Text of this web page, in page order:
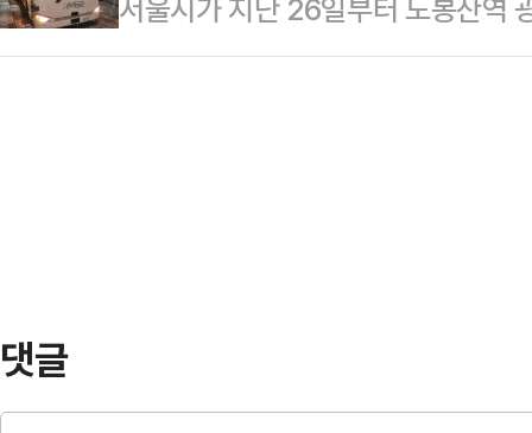
처방해 달라는 것까지 막긴 어렵겠
줄어들 것…
세먼지 흡입매트 설치 비용을 놓고
지 흡입매트를 밟을 때 나는 시끄러
서울시가 지난 26일부터 도봉산역
50㎞를 왕복하는 새벽동행 자율
댓글